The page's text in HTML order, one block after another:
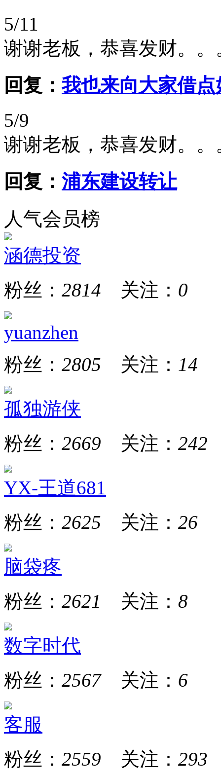
5/11
谢谢老板，恭喜发财。。
回复： 我也来向大家借
5/9
谢谢老板，恭喜发财。。
回复： 浦东建设转让
人气会员榜
涵德投资
粉丝： 2814 关注： 0
yuanzhen
粉丝： 2805 关注： 14
孤独游侠
粉丝： 2669 关注： 242
YX-王道681
粉丝： 2625 关注： 26
脑袋疼
粉丝： 2621 关注： 8
数字时代
粉丝： 2567关注： 6
客服
粉丝： 2559 关注： 293